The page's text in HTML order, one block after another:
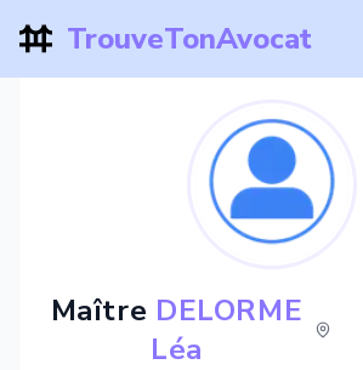
TrouveTonAvocat
Maître DELORME
Léa